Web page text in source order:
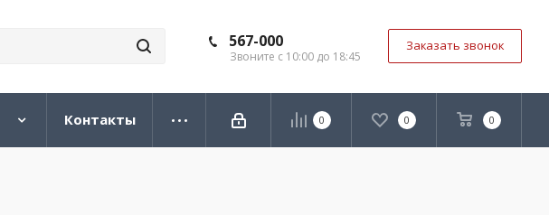
567-000
Звоните с 10:00 до 18:45
Заказать звонок
0 0 0
Контакты